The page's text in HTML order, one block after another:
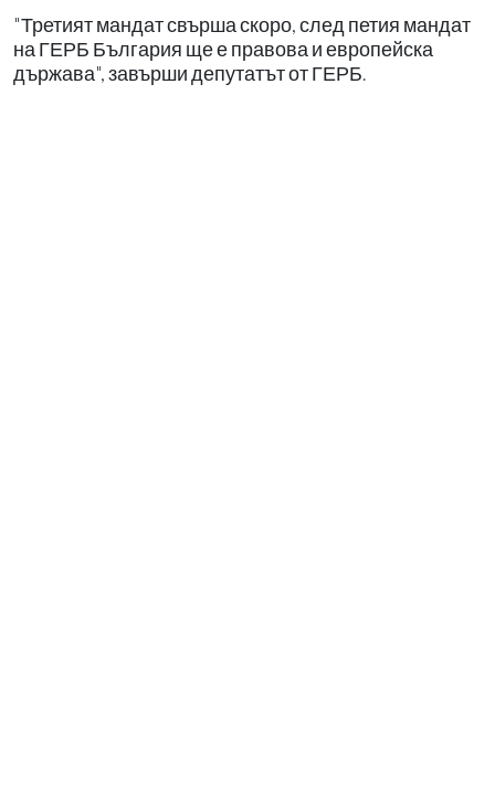
"Третият мандат свърша скоро, след петия мандат
на ГЕРБ България ще е правова и европейска
държава", завърши депутатът от ГЕРБ.